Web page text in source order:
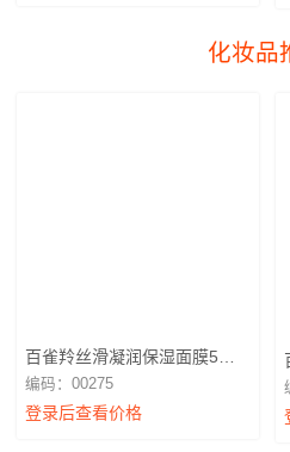
化妆品
百雀羚丝滑凝润保湿面膜5片
装（不退换）
编码：00275
登录后查看价格